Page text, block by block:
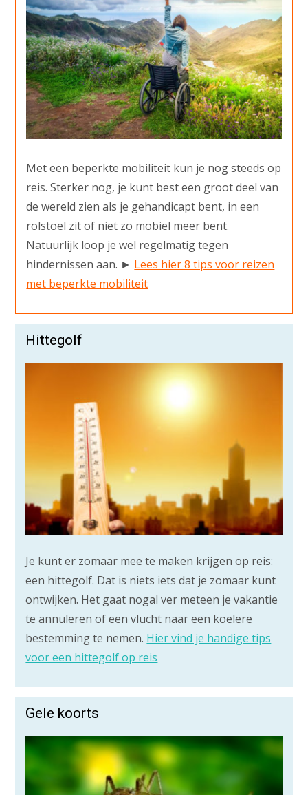
Met een beperkte mobiliteit kun je nog steeds op
reis. Sterker nog, je kunt best een groot deel van
de wereld zien als je gehandicapt bent, in een
rolstoel zit of niet zo mobiel meer bent.
Natuurlijk loop je wel regelmatig tegen
hindernissen aan. ► Lees hier 8 tips voor reizen
met beperkte mobiliteit
Hittegolf
Je kunt er zomaar mee te maken krijgen op reis:
een hittegolf. Dat is niets iets dat je zomaar kunt
ontwijken. Het gaat nogal ver meteen je vakantie
te annuleren of een vlucht naar een koelere
bestemming te nemen. Hier vind je handige tips
voor een hittegolf op reis
Gele koorts